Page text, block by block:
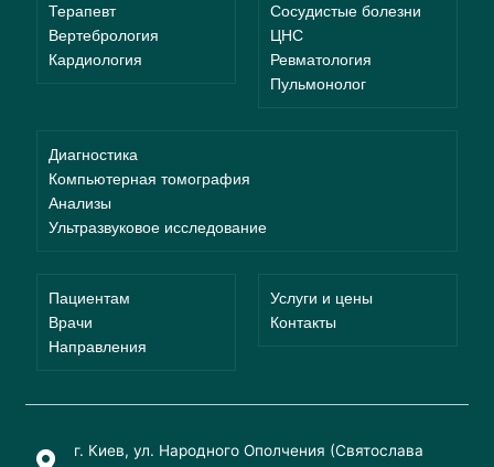
Терапевт
Вертебрология
Кардиология
Сосудистые болезни
ЦНС
Ревматология
Пульмонолог
Диагностика
Компьютерная томография
Анализы
Ультразвуковое исследование
Пациентам
Врачи
Направления
Услуги и цены
Контакты
г. Киев, ул. Народного Ополчения (Святослава